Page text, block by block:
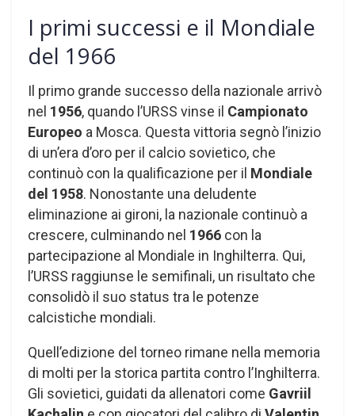
I primi successi e il Mondiale
del 1966
Il primo grande successo della nazionale arrivò
nel 1956, quando l’URSS vinse il Campionato
Europeo a Mosca. Questa vittoria segnò l’inizio
di un’era d’oro per il calcio sovietico, che
continuò con la qualificazione per il Mondiale
del 1958. Nonostante una deludente
eliminazione ai gironi, la nazionale continuò a
crescere, culminando nel 1966 con la
partecipazione al Mondiale in Inghilterra. Qui,
l’URSS raggiunse le semifinali, un risultato che
consolidò il suo status tra le potenze
calcistiche mondiali.
Quell’edizione del torneo rimane nella memoria
di molti per la storica partita contro l’Inghilterra.
Gli sovietici, guidati da allenatori come Gavriil